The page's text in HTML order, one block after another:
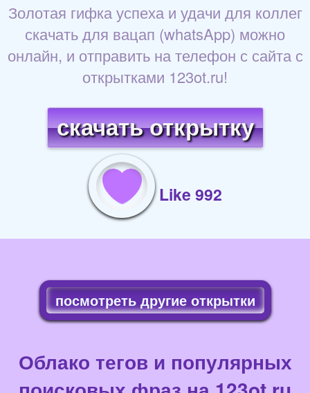
Золотая гифка успеха и удачи для коллег
скачать для вацап (whatsApp) можно
онлайн, и отправить на телефон с сайта с
открытками 123ot.ru!
скачать открытку
Like 992
посмотреть другие открытки
Облако тегов и популярных